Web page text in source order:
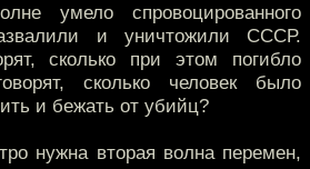
умело спровоцированного
и уничтожили СССР.
сколько при этом погибло
сколько человек было
и бежать от убийц?
нужна вторая волна перемен,